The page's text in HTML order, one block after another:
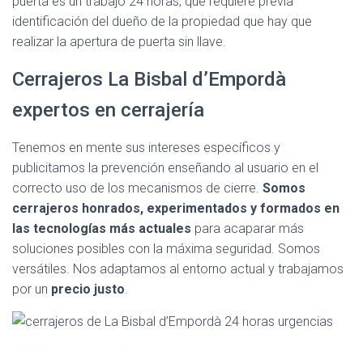
identificación del dueño de la propiedad que hay que
realizar la apertura de puerta sin llave.
Cerrajeros La Bisbal d’Empordà
expertos en cerrajería
Tenemos en mente sus intereses específicos y
publicitamos la prevención enseñando al usuario en el
correcto uso de los mecanismos de cierre. Somos
cerrajeros honrados, experimentados y formados en
las tecnologías más actuales para acaparar más
soluciones posibles con la máxima seguridad. Somos
versátiles. Nos adaptamos al entorno actual y trabajamos
por un precio justo.